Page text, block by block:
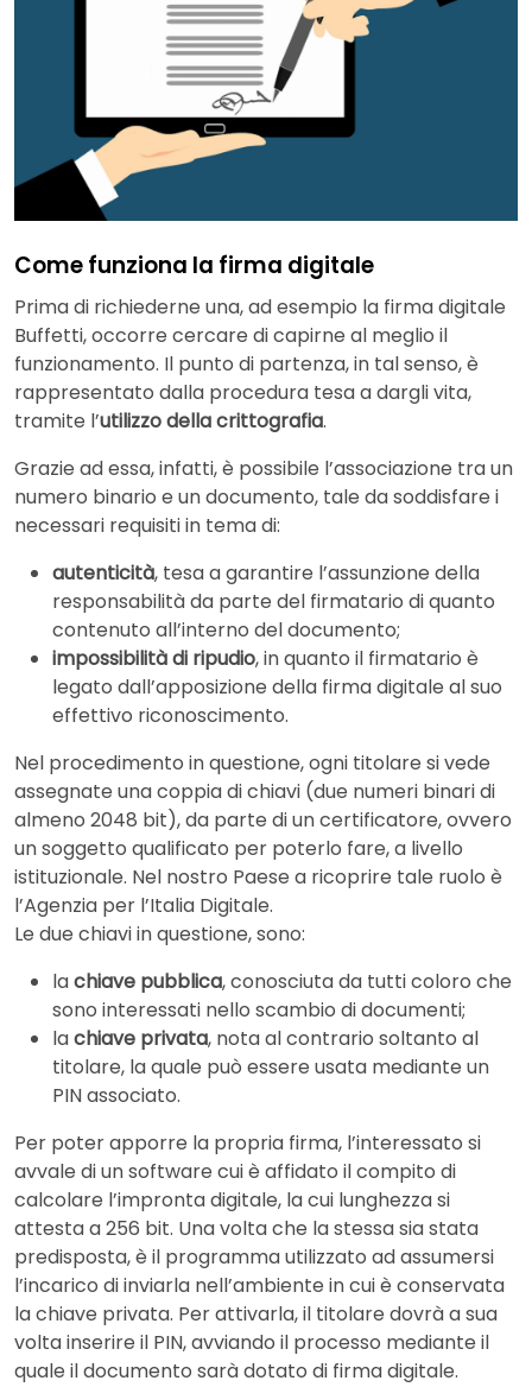
Come funziona la firma digitale
Prima di richiederne una, ad esempio la firma digitale
Buffetti, occorre cercare di capirne al meglio il
funzionamento. Il punto di partenza, in tal senso, è
rappresentato dalla procedura tesa a dargli vita,
tramite l’utilizzo della crittografia.
Grazie ad essa, infatti, è possibile l’associazione tra un
numero binario e un documento, tale da soddisfare i
necessari requisiti in tema di:
autenticità, tesa a garantire l’assunzione della
responsabilità da parte del firmatario di quanto
contenuto all’interno del documento;
impossibilità di ripudio, in quanto il firmatario è
legato dall’apposizione della firma digitale al suo
effettivo riconoscimento.
Nel procedimento in questione, ogni titolare si vede
assegnate una coppia di chiavi (due numeri binari di
almeno 2048 bit), da parte di un certificatore, ovvero
un soggetto qualificato per poterlo fare, a livello
istituzionale. Nel nostro Paese a ricoprire tale ruolo è
l’Agenzia per l’Italia Digitale.
Le due chiavi in questione, sono:
lachiave pubblica, conosciuta da tutti coloro che
sono interessati nello scambio di documenti;
lachiave privata, nota al contrario soltanto al
titolare, la quale può essere usata mediante un
PIN associato.
Per poter apporre la propria firma, l’interessato si
avvale di un software cui è affidato il compito di
calcolare l’impronta digitale, la cui lunghezza si
attesta a 256 bit. Una volta che la stessa sia stata
predisposta, è il programma utilizzato ad assumersi
l’incarico di inviarla nell’ambiente in cui è conservata
la chiave privata. Per attivarla, il titolare dovrà a sua
volta inserire il PIN, avviando il processo mediante il
quale il documento sarà dotato di firma digitale.